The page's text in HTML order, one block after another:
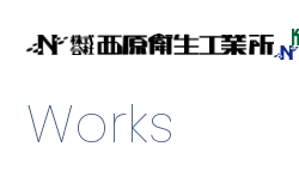
本文にスキップ
Works